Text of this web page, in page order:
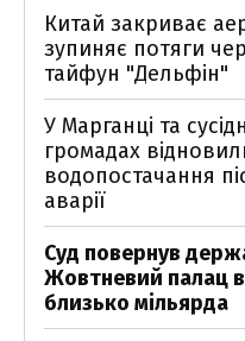
Китай закриває
зупиняє потяги
тайфун "Дельфін"
У Марганці та
громадах
водопостачання
аварії
Суд повернув
Жовтневий палац
близько мільярда